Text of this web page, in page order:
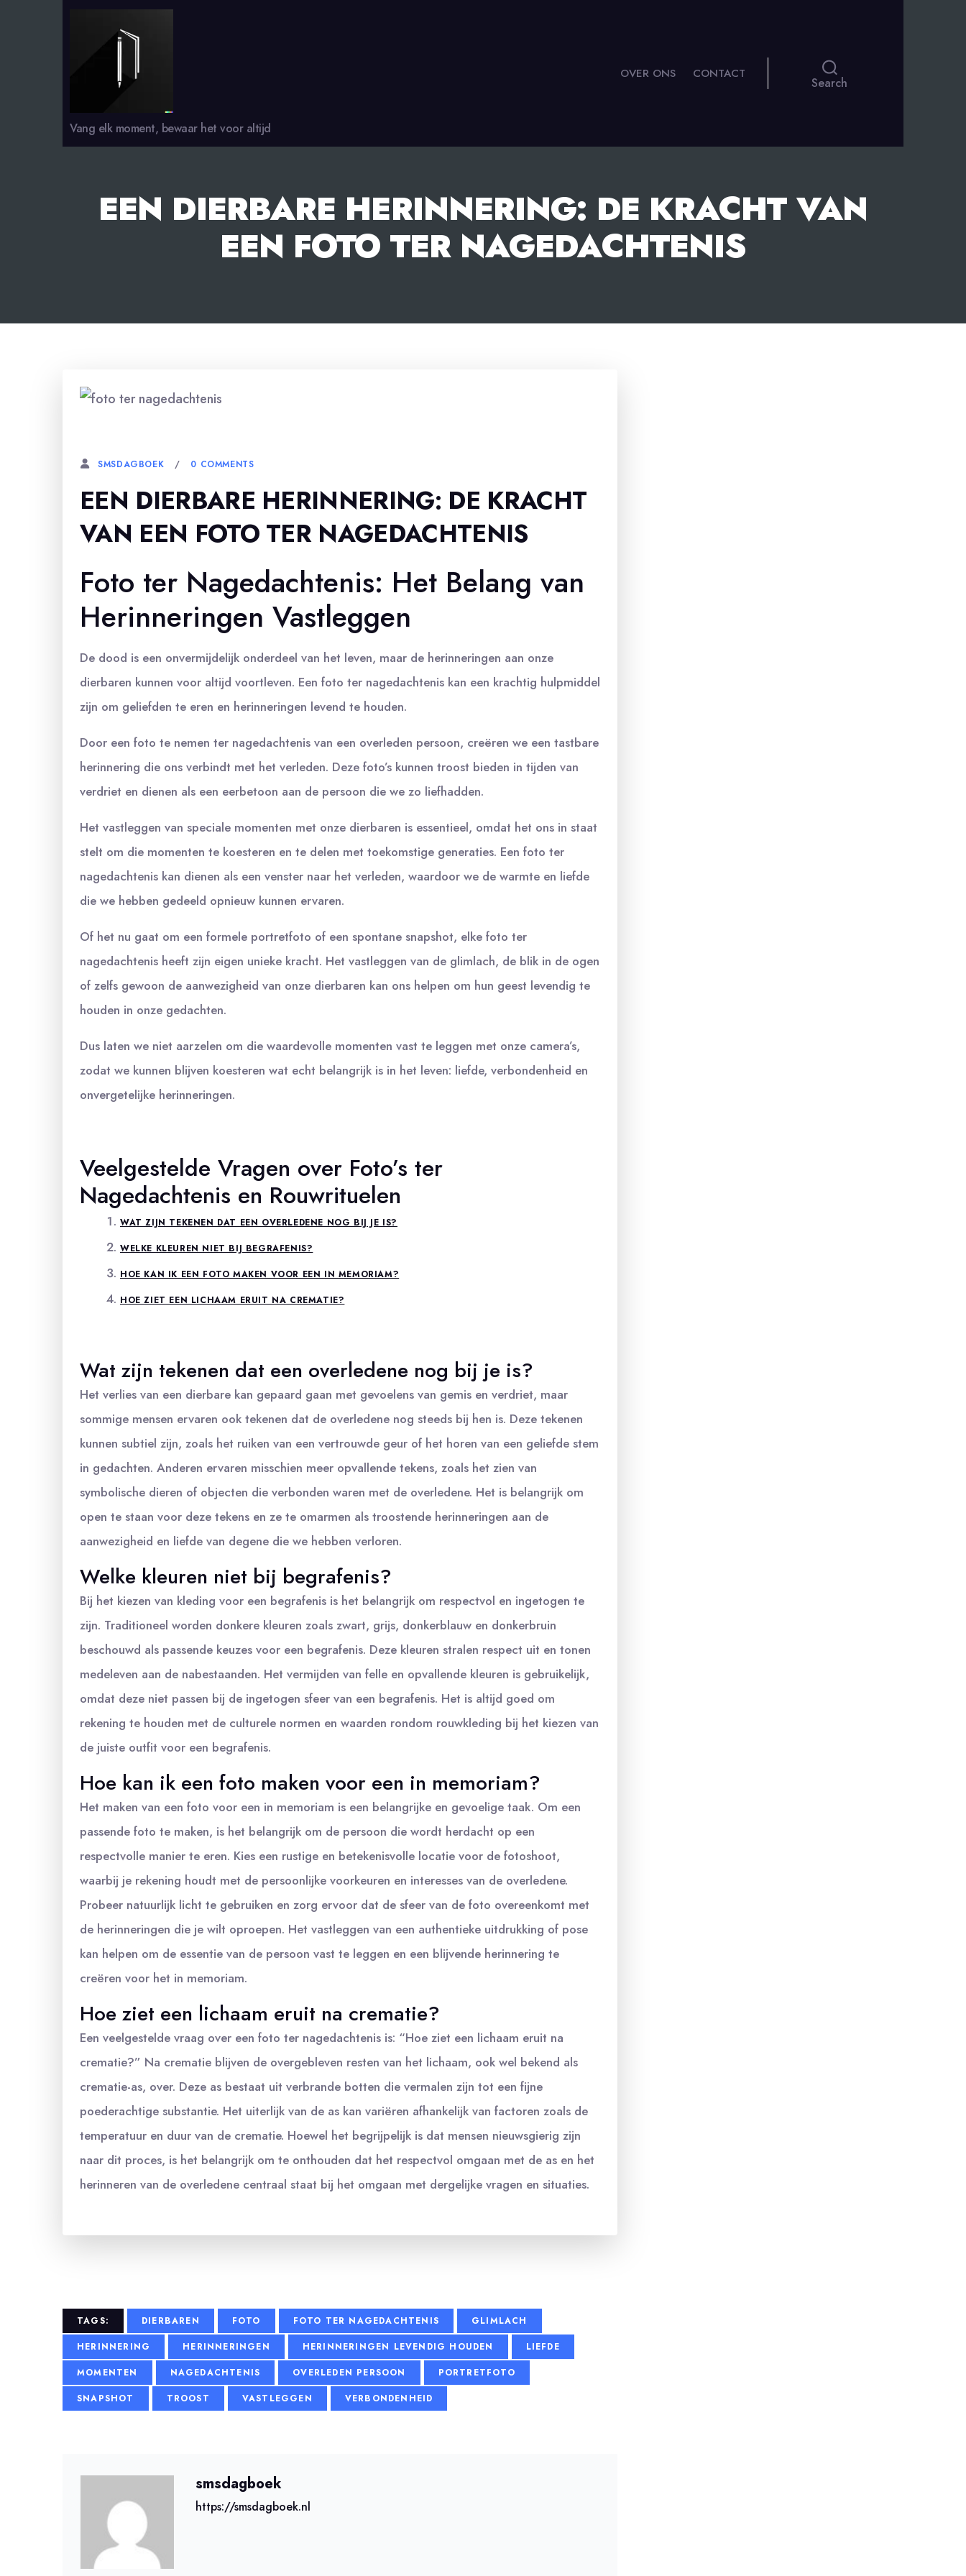
Vang elk moment, bewaar het voor altijd
OVER ONS CONTACT
Search
EEN DIERBARE HERINNERING: DE KRACHT VAN
EEN FOTO TER NAGEDACHTENIS
SMSDAGBOEK 0 COMMENTS
EEN DIERBARE HERINNERING: DE KRACHT
VAN EEN FOTO TER NAGEDACHTENIS
Foto ter Nagedachtenis: Het Belang van
Herinneringen Vastleggen
De dood is een onvermijdelijk onderdeel van het leven, maar de herinneringen aan onze
dierbaren kunnen voor altijd voortleven. Een foto ter nagedachtenis kan een krachtig hulpmiddel
zijn om geliefden te eren en herinneringen levend te houden.
Door een foto te nemen ter nagedachtenis van een overleden persoon, creëren we een tastbare
herinnering die ons verbindt met het verleden. Deze foto’s kunnen troost bieden in tijden van
verdriet en dienen als een eerbetoon aan de persoon die we zo liefhadden.
Het vastleggen van speciale momenten met onze dierbaren is essentieel, omdat het ons in staat
stelt om die momenten te koesteren en te delen met toekomstige generaties. Een foto ter
nagedachtenis kan dienen als een venster naar het verleden, waardoor we de warmte en liefde
die we hebben gedeeld opnieuw kunnen ervaren.
Of het nu gaat om een formele portretfoto of een spontane snapshot, elke foto ter
nagedachtenis heeft zijn eigen unieke kracht. Het vastleggen van de glimlach, de blik in de ogen
of zelfs gewoon de aanwezigheid van onze dierbaren kan ons helpen om hun geest levendig te
houden in onze gedachten.
Dus laten we niet aarzelen om die waardevolle momenten vast te leggen met onze camera’s,
zodat we kunnen blijven koesteren wat echt belangrijk is in het leven: liefde, verbondenheid en
onvergetelijke herinneringen.
Veelgestelde Vragen over Foto’s ter
Nagedachtenis en Rouwrituelen
WAT ZIJN TEKENEN DAT EEN OVERLEDENE NOG BIJ JE IS?
WELKE KLEUREN NIET BIJ BEGRAFENIS?
HOE KAN IK EEN FOTO MAKEN VOOR EEN IN MEMORIAM?
HOE ZIET EEN LICHAAM ERUIT NA CREMATIE?
Wat zijn tekenen dat een overledene nog bij je is?
Het verlies van een dierbare kan gepaard gaan met gevoelens van gemis en verdriet, maar
sommige mensen ervaren ook tekenen dat de overledene nog steeds bij hen is. Deze tekenen
kunnen subtiel zijn, zoals het ruiken van een vertrouwde geur of het horen van een geliefde stem
in gedachten. Anderen ervaren misschien meer opvallende tekens, zoals het zien van
symbolische dieren of objecten die verbonden waren met de overledene. Het is belangrijk om
open te staan voor deze tekens en ze te omarmen als troostende herinneringen aan de
aanwezigheid en liefde van degene die we hebben verloren.
Welke kleuren niet bij begrafenis?
Bij het kiezen van kleding voor een begrafenis is het belangrijk om respectvol en ingetogen te
zijn. Traditioneel worden donkere kleuren zoals zwart, grijs, donkerblauw en donkerbruin
beschouwd als passende keuzes voor een begrafenis. Deze kleuren stralen respect uit en tonen
medeleven aan de nabestaanden. Het vermijden van felle en opvallende kleuren is gebruikelijk,
omdat deze niet passen bij de ingetogen sfeer van een begrafenis. Het is altijd goed om
rekening te houden met de culturele normen en waarden rondom rouwkleding bij het kiezen van
de juiste outfit voor een begrafenis.
Hoe kan ik een foto maken voor een in memoriam?
Het maken van een foto voor een in memoriam is een belangrijke en gevoelige taak. Om een
passende foto te maken, is het belangrijk om de persoon die wordt herdacht op een
respectvolle manier te eren. Kies een rustige en betekenisvolle locatie voor de fotoshoot,
waarbij je rekening houdt met de persoonlijke voorkeuren en interesses van de overledene.
Probeer natuurlijk licht te gebruiken en zorg ervoor dat de sfeer van de foto overeenkomt met
de herinneringen die je wilt oproepen. Het vastleggen van een authentieke uitdrukking of pose
kan helpen om de essentie van de persoon vast te leggen en een blijvende herinnering te
creëren voor het in memoriam.
Hoe ziet een lichaam eruit na crematie?
Een veelgestelde vraag over een foto ter nagedachtenis is: “Hoe ziet een lichaam eruit na
crematie?” Na crematie blijven de overgebleven resten van het lichaam, ook wel bekend als
crematie-as, over. Deze as bestaat uit verbrande botten die vermalen zijn tot een fijne
poederachtige substantie. Het uiterlijk van de as kan variëren afhankelijk van factoren zoals de
temperatuur en duur van de crematie. Hoewel het begrijpelijk is dat mensen nieuwsgierig zijn
naar dit proces, is het belangrijk om te onthouden dat het respectvol omgaan met de as en het
herinneren van de overledene centraal staat bij het omgaan met dergelijke vragen en situaties.
TAGS: DIERBAREN FOTO FOTO TER NAGEDACHTENIS
GLIMLACH
HERINNERING
HERINNERINGEN HERINNERINGEN LEVENDIG HOUDEN
LIEFDE
MOMENTEN
NAGEDACHTENIS OVERLEDEN PERSOON
PORTRETFOTO
SNAPSHOT
TROOST VASTLEGGEN VERBONDENHEID
smsdagboek
https://smsdagboek.nl